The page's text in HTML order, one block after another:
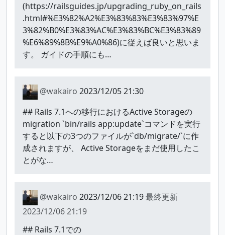
(https://railsguides.jp/upgrading_ruby_on_rails
.html#%E3%82%A2%E3%83%83%E3%83%97%E
3%82%B0%E3%83%AC%E3%83%BC%E3%83%89
%E6%89%8B%E9%A0%86)に従えば良いと思いま
す。 ガイドの手順にも…
@wakairo 2023/12/05 21:30
## Rails 7.1への移行におけるActive Storageの
migration `bin/rails app:update`コマンドを実行
すると以下の3つのファイルが`db/migrate/`に作
成されますが、 Active Storageをまだ使用したこ
とがな…
@wakairo 2023/12/06 21:19最終更新
2023/12/06 21:19
## Rails 7.1での